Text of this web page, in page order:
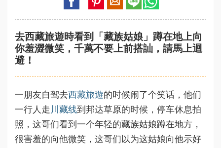
去西藏旅遊時看到「藏族姑娘」蹲在地上向
你羞澀微笑，千萬不要上前搭訕，請馬上迴
避！
一朋友自驾去西藏旅遊的时候闹了个笑话，他们
一行人走 川藏线到邦达草原的时候，停车休息拍
照，这哥们看到一个年轻的藏族姑娘蹲在地方，
很害羞的向他微笑，这哥们以为这姑娘向他示好